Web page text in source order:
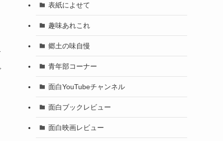
表紙によせて
趣味あれこれ
郷土の味自慢
青年部コーナー
面白YouTubeチャンネル
面白ブックレビュー
面白映画レビュー